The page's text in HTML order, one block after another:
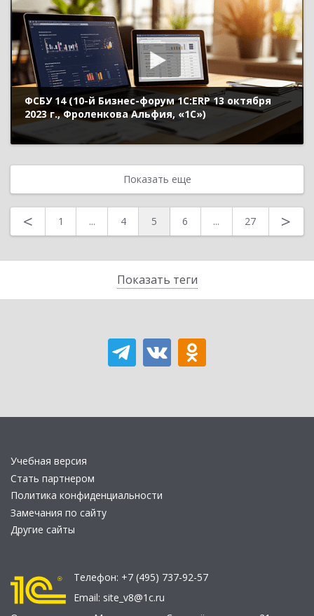
Показать теги
ФСБУ 14 (10-й Бизнес-форум 1С:ERP 13 октября
2023 г., Фроленкова Альфия, «1С»)
Показать еще
< 1 ... 4 5 6 ... 27 >
Учебная версия
Стать партнером
Политика конфиденциальности
Замечания по сайту
Другие сайты
Телефон: +7 (495) 737-92-57
Email: site_v8@1c.ru